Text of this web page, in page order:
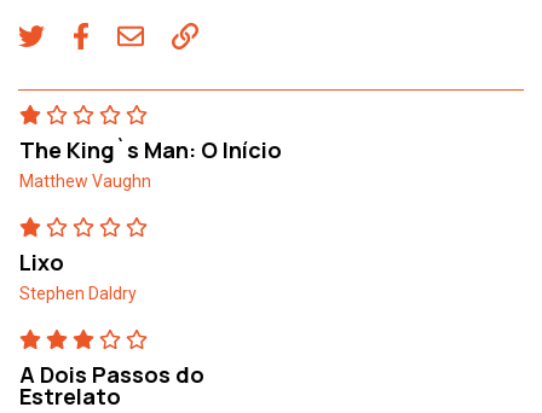
The King`s Man: O Início
Matthew Vaughn
Lixo
Stephen Daldry
A Dois Passos do
Estrelato